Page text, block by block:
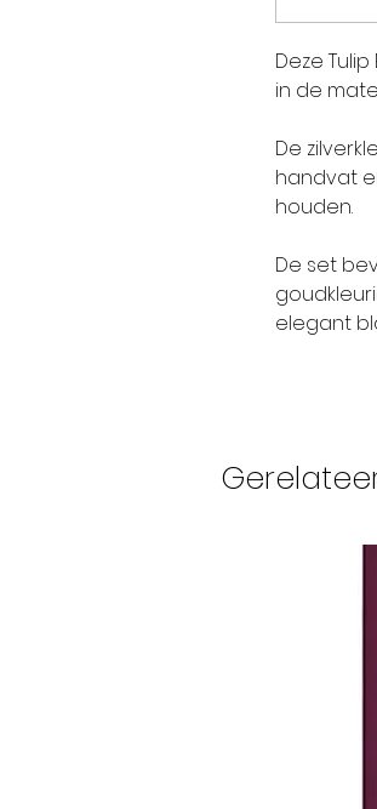
Deze
in de maten
De
handvat
houden.
De set
elegant